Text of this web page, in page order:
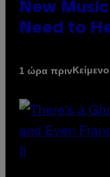
New
Need to
1 ώρα πρινΚείμενο